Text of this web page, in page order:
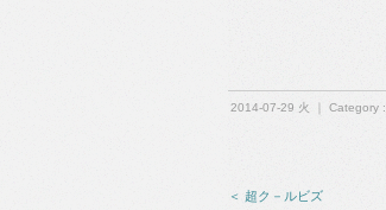
2014-07-29 火 ｜ Category :
＜ 超ク－ルビズ